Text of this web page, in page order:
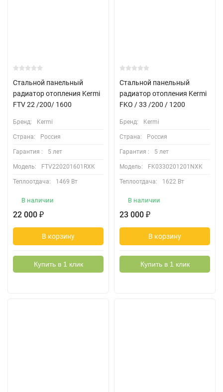
Стальной панельный
радиатор отопления Kermi
FTV 22 /200/ 1600
Бренд: Kermi
Страна: Россия
Гарантия : 5 лет
Модель: FTV220201601RXK
Теплоотдача: 1469 Вт
В наличии
22 000 ₽
В корзину
Купить в 1 клик
Стальной панельный
радиатор отопления Kermi
FKO / 33 /200 / 1200
Бренд: Kermi
Страна: Россия
Гарантия : 5 лет
Модель: FK0330201201NXK
Теплоотдача: 1622 Вт
В наличии
23 000 ₽
В корзину
Купить в 1 клик